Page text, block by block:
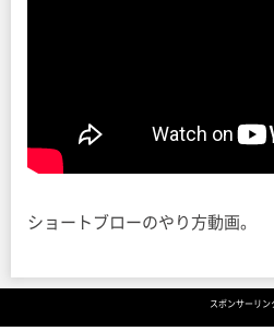
ショートブローのやり方動画。
スポンサーリン